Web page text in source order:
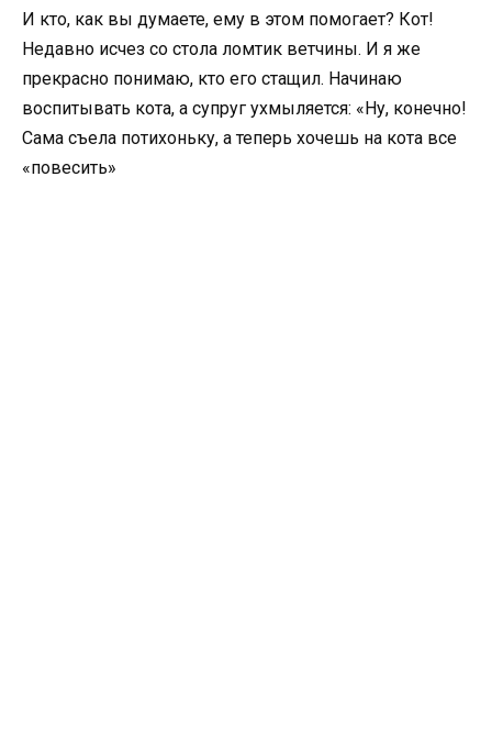
И кто, как вы думаете, ему в этом помогает? Кот!
Недавно исчез со стола ломтик ветчины. И я же
прекрасно понимаю, кто его стащил. Начинаю
воспитывать кота, а супруг ухмыляется: «Ну, конечно!
Сама съела потихоньку, а теперь хочешь на кота все
«повесить»